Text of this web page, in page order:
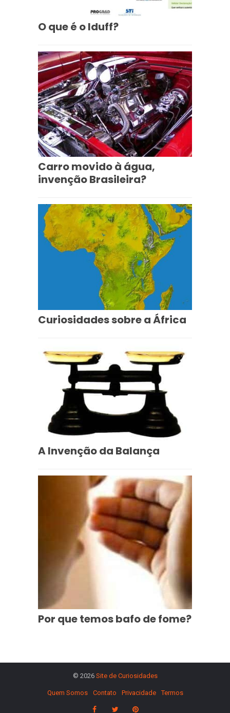
O que é o Iduff?
Carro movido à água,
invenção Brasileira?
Curiosidades sobre a África
A Invenção da Balança
Por que temos bafo de fome?
© 2026 Site de Curiosidades
Quem Somos Contato Privacidade Termos